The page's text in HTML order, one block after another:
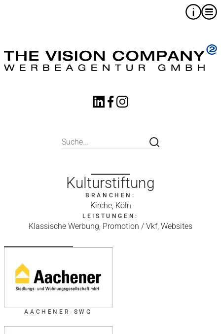
Kulturstiftung
BRANCHEN:
Kirche, Köln
LEISTUNGEN:
Klassische Werbung, Promotion / Vkf, Websites
AACHENER-SWG